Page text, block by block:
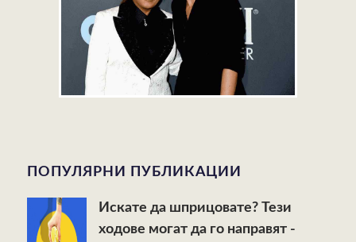
ПОПУЛЯРНИ ПУБЛИКАЦИИ
Искате да шприцовате? Тези
ходове могат да го направят -